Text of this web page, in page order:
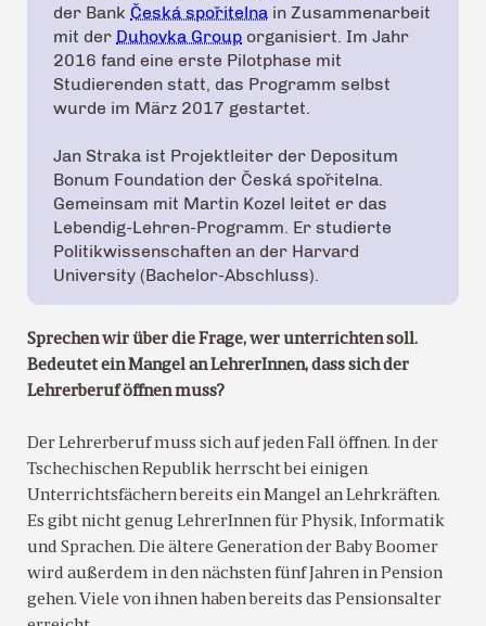
der Bank Česká spořitelna in Zusammenarbeit
mit der Duhovka Group organisiert. Im Jahr
2016 fand eine erste Pilotphase mit
Studierenden statt, das Programm selbst
wurde im März 2017 gestartet.
Jan Straka ist Projektleiter der Depositum
Bonum Foundation der Česká spořitelna.
Gemeinsam mit Martin Kozel leitet er das
Lebendig-Lehren-Programm. Er studierte
Politikwissenschaften an der Harvard
University (Bachelor-Abschluss).
Sprechen wir über die Frage, wer unterrichten soll.
Bedeutet ein Mangel an LehrerInnen, dass sich der
Lehrerberuf öffnen muss?
Der Lehrerberuf muss sich auf jeden Fall öffnen. In der
Tschechischen Republik herrscht bei einigen
Unterrichtsfächern bereits ein Mangel an Lehrkräften.
Es gibt nicht genug LehrerInnen für Physik, Informatik
und Sprachen. Die ältere Generation der Baby Boomer
wird außerdem in den nächsten fünf Jahren in Pension
gehen. Viele von ihnen haben bereits das Pensionsalter